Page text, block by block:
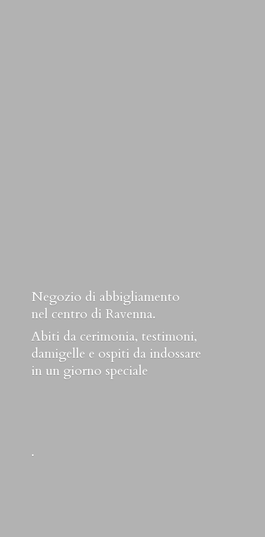
Negozio di abbigliamento
nel centro di Ravenna.
Abiti da cerimonia, testimoni,
damigelle e ospiti da indossare
in un giorno speciale
.